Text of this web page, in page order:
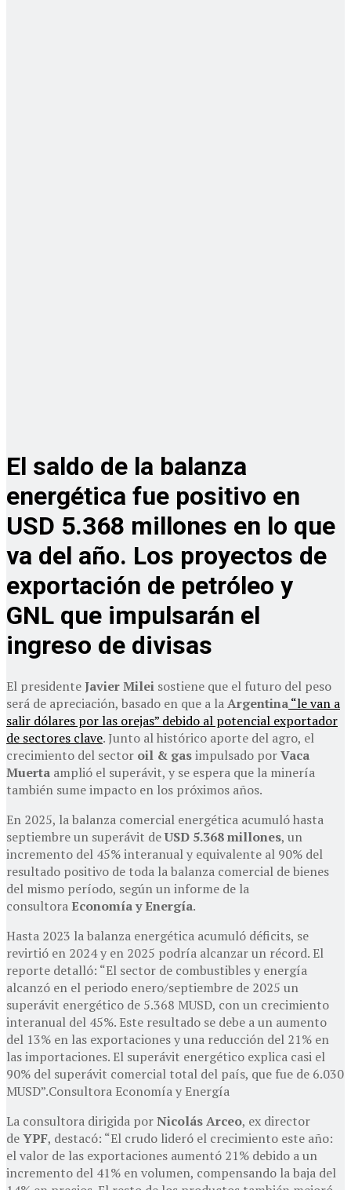
El saldo de la balanza
energética fue positivo en
USD 5.368 millones en lo que
va del año. Los proyectos de
exportación de petróleo y
GNL que impulsarán el
ingreso de divisas
El presidenteJavier Milei sostiene que el futuro del peso
será de apreciación, basado en que a laArgentina“le van a
salir dólares por las orejas” debido al potencial exportador
de sectores clave. Junto al histórico aporte del agro, el
crecimiento del sector oil & gasimpulsado porVaca
Muerta amplió el superávit, y se espera que la minería
también sume impacto en los próximos años.
En 2025, la balanza comercial energética acumuló hasta
septiembre un superávit deUSD 5.368 millones, un
incremento del 45% interanual y equivalente al 90% del
resultado positivo de toda la balanza comercial de bienes
del mismo período, según un informe de la
consultoraEconomía y Energía.
Hasta 2023 la balanza energética acumuló déficits, se
revirtió en 2024 y en 2025 podría alcanzar un récord. El
reporte detalló: “El sector de combustibles y energía
alcanzó en el periodo enero/septiembre de 2025 un
superávit energético de 5.368 MUSD, con un crecimiento
interanual del 45%. Este resultado se debe a un aumento
del 13% en las exportaciones y una reducción del 21% en
las importaciones. El superávit energético explica casi el
90% del superávit comercial total del país, que fue de 6.030
MUSD”.Consultora Economía y Energía
La consultora dirigida porNicolás Arceo, ex director
deYPF, destacó: “El crudo lideró el crecimiento este año:
el valor de las exportaciones aumentó 21% debido a un
incremento del 41% en volumen, compensando la baja del